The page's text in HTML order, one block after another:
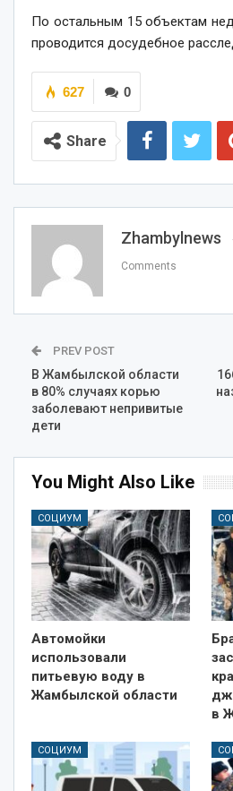
По остальным 15 объектам
проводится досудебное
0
627
Share
Zhambylnews
Comments
PREV POST
В Жамбылской области
в 80% случаях корью
заболевают непривитые
дети
You Might Also Like
СОЦИУМ
Автомойки
использовали
питьевую воду в
Жамбылской области
в
СОЦИУМ